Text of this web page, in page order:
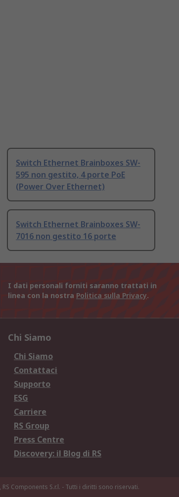
Switch Ethernet Brainboxes SW-
595 non gestito, 4 porte PoE
(Power Over Ethernet)
Switch Ethernet Brainboxes SW-
7016 non gestito 16 porte
I dati personali forniti saranno trattati in
linea con la nostra Politica sulla Privacy.
Chi Siamo
Chi Siamo
Contattaci
Supporto
ESG
Carriere
RS Group
Press Centre
Discovery: il Blog di RS
RS Components S.r.l. - Tutti i diritti sono riservati.